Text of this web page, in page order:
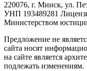
220076, г. Минск, ул.
УНП 193489281
Министерством
Предложение не
сайта носят
на сайте является
подлежать изменениям.